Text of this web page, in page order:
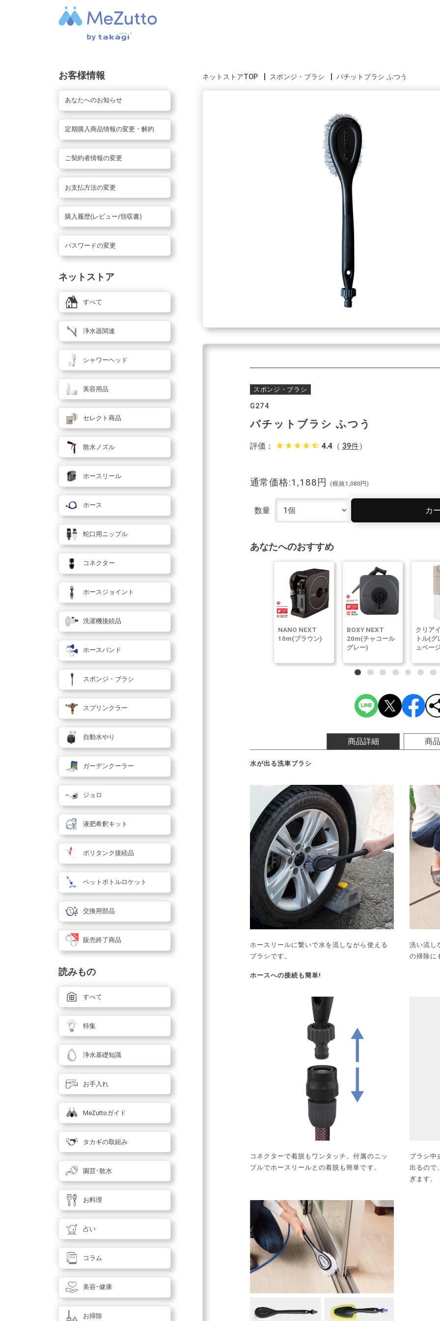
ネットストアTOP スポンジ・ブラシ パチットブラシ ふつう
スポンジ・ブラシ
G274
パチットブラシ ふつう
評価： star_rate star_rate star_rate star_ratestar_half 4.4（ 39件）
通常価格:1,188円 (税抜1,080円)
数量 カ
あなたへのおすすめ
NANO NEXT
10m(ブラウン)
BOXY NEXT
20m(チャコール
グレー)
クリア
トル(グ
ュベー
商品詳細 商
水が出る洗車ブラシ
ホースリールに繋いで水を流しながら使える
ブラシです。
洗い流し
の掃除に
ホースへの接続も簡単!
コネクターで着脱もワンタッチ。付属のニッ
プルでホースリールとの着脱も簡単です。
ブラシ中
出るので
ぎます。
お客様情報
あなたへのお知らせ
定期購入商品情報の変更・解約
ご契約者情報の変更
お支払方法の変更
購入履歴(レビュー/領収書)
パスワードの変更
ネットストア
すべて
浄水器関連
シャワーヘッド
美容用品
セレクト商品
散水ノズル
ホースリール
ホース
蛇口用ニップル
コネクター
ホースジョイント
洗濯機接続品
ホースバンド
スポンジ・ブラシ
スプリンクラー
自動水やり
ガーデンクーラー
ジョロ
液肥希釈キット
ポリタンク接続品
ペットボトルロケット
交換用部品
販売終了商品
読みもの
すべて
特集
浄水基礎知識
お手入れ
MeZuttoガイド
タカギの取組み
園芸･散水
お料理
占い
コラム
美容･健康
お掃除